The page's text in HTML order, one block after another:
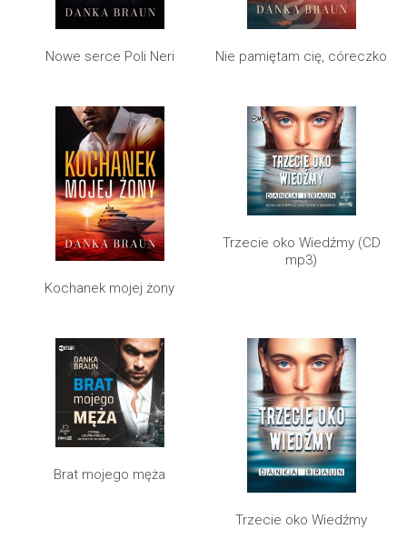
Nowe serce Poli Neri Nie pamiętam cię, córeczko
Kochanek mojej żony
Trzecie oko Wiedźmy (CD
mp3)
Brat mojego męża
Trzecie oko Wiedźmy